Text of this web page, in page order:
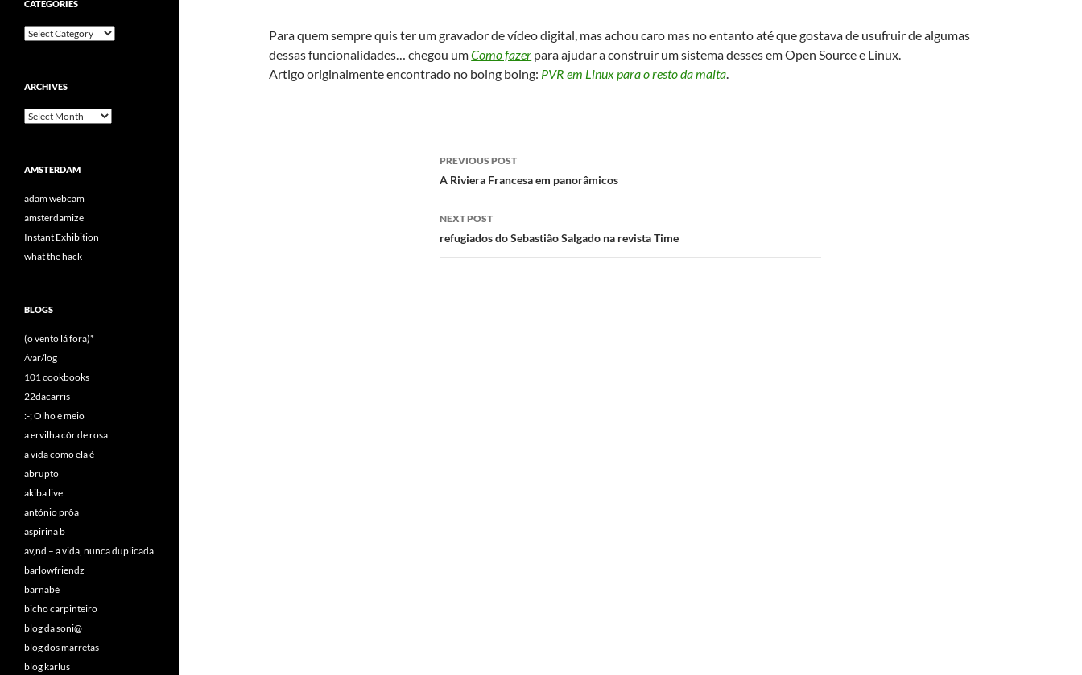
Para quem sempre quis ter um gravador de vídeo digital, mas achou caro mas no entanto até que gostava de usufruir de algumas
dessas funcionalidades… chegou umComo fazer para ajudar a construir um sistema desses em Open Source e Linux.
Artigo originalmente encontrado no boing boing: PVR em Linux para o resto da malta.
Post
navigation
PREVIOUS POST
A Riviera Francesa em panorâmicos
NEXT POST
refugiados do Sebastião Salgado na revista Time
CATEGORIES
Categories
ARCHIVES
Archives
AMSTERDAM
adam webcam
amsterdamize
Instant Exhibition
what the hack
BLOGS
(o vento lá fora)*
/var/log
101 cookbooks
22dacarris
:-; Olho e meio
a ervilha côr de rosa
a vida como ela é
abrupto
akiba live
antónio prôa
aspirina b
av,nd – a vida, nunca duplicada
barlowfriendz
barnabé
bicho carpinteiro
blog da soni@
blog dos marretas
blog karlus